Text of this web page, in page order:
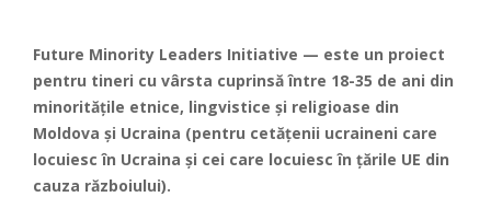
Future Minority Leaders Initiative — este un proiect
pentru tineri cu vârsta cuprinsă între 18-35 de ani din
minoritățile etnice, lingvistice și religioase din
Moldova și Ucraina (pentru cetățenii ucraineni care
locuiesc în Ucraina și cei care locuiesc în țările UE din
cauza războiului).